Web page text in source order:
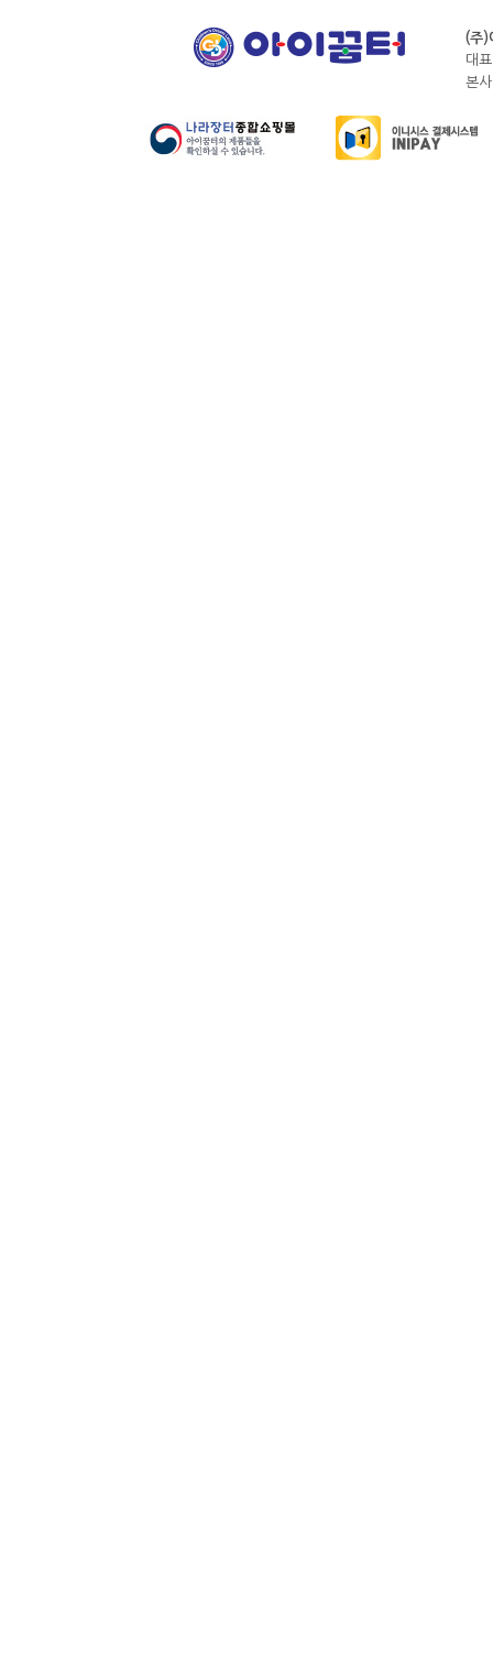
(주)
대
본